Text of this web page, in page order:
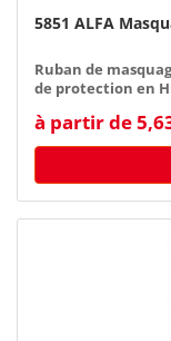
5851 ALFA
Ruban de
de protection en
à partir de